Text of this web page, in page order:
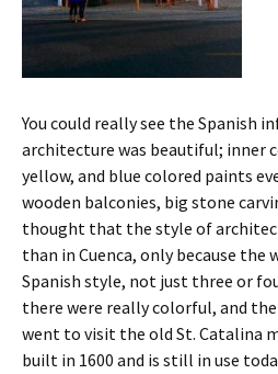
You could really see the Spanish
architecture was beautiful; inner
yellow, and blue colored paints
wooden balconies, big stone
thought that the style of
than in Cuenca, only because the
Spanish style, not just three or
there were really colorful, and the
went to visit the old St. Catalina
built in 1600 and is still in use